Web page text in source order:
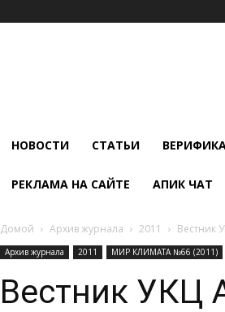
НОВОСТИ СТАТЬИ
РЕКЛАМА НА САЙТЕ АПИК ЧАТ
Домой Архив журнала 2011 Вестник
Архив журнала 2011 МИР КЛИМАТА №66 (2011)
Вестник